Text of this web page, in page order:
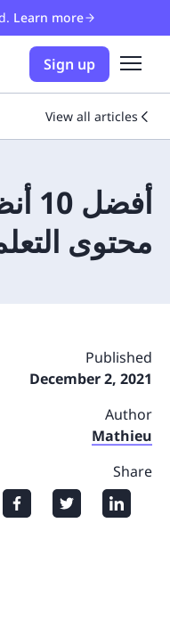
Learn more
Sign up
View all articles
محتوى
Published
December 2, 2021
Author
Mathieu
Share